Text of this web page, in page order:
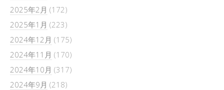
2025年2月 (172)
2025年1月 (223)
2024年12月 (175)
2024年11月 (170)
2024年10月 (317)
2024年9月 (218)